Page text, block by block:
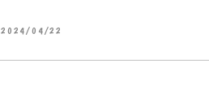
2024/04/22